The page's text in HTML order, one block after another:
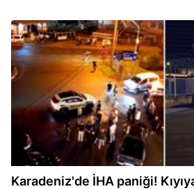
12:02
Karadeniz'de İHA paniği!